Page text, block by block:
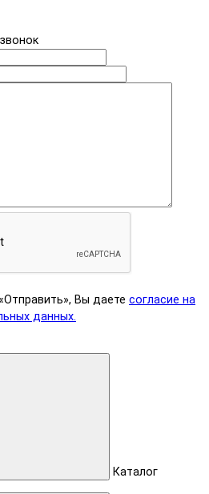
Вы даете согласие на
данных.
Каталог